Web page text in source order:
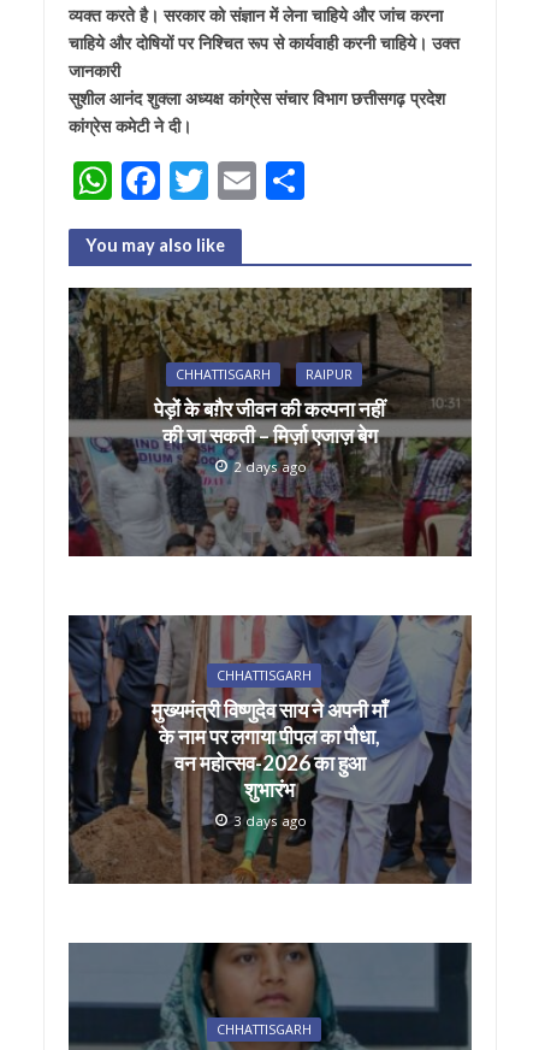
व्यक्त करते है। सरकार को संज्ञान में लेना चाहिये और जांच करना
चाहिये और दोषियों पर निश्चित रूप से कार्यवाही करनी चाहिये। उक्त
जानकारी
सुशील आनंद शुक्ला अध्यक्ष कांग्रेस संचार विभाग छत्तीसगढ़ प्रदेश
कांग्रेस कमेटी ने दी।
W
h
at
s
A
p
p
F
ac
e
b
o
o
k
T
w
itt
er
E
ai
l
S
ar
e
You may also like
CHHATTISGARH RAIPUR
पेड़ों के बग़ैर जीवन की कल्पना नहीं
की जा सकती – मिर्ज़ा एजाज़ बेग
2 days ago
CHHATTISGARH
मुख्यमंत्री विष्णुदेव साय ने अपनी माँ
के नाम पर लगाया पीपल का पौधा,
वन महोत्सव-2026 का हुआ
शुभारंभ
3 days ago
CHHATTISGARH